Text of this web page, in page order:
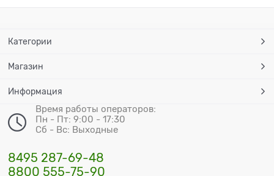
Категории
Магазин
Информация
Время работы операторов:
Пн - Пт: 9:00 - 17:30
Сб - Вс: Выходные
8495 287-69-48
8800 555-75-90